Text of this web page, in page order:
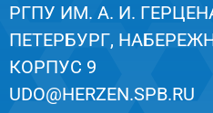
РГПУ ИМ. А. И.
ПЕТЕРБУРГ,
КОРПУС 9
UDO@HERZEN.SPB.RU